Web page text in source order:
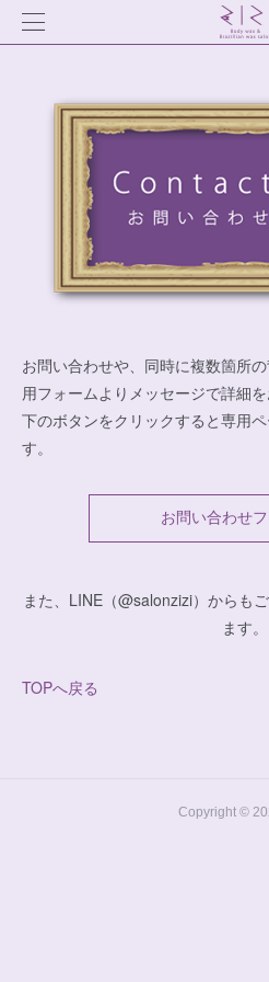
お問い合わせや、同時に複数箇所
用フォームよりメッセージで詳細を
下のボタンをクリックすると専用
す。
お問い合わせ
また、LINE（@salonzizi）からも
ます。
TOPへ戻る
Copyright ©